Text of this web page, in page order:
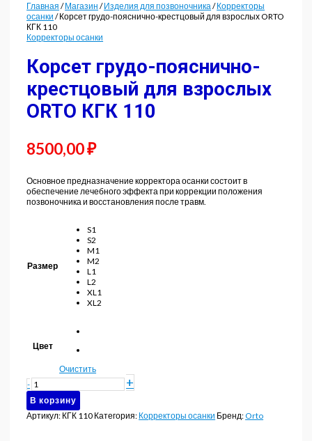
Главная /Магазин /Изделия для позвоночника/Корректоры
осанки / Корсет грудо-пояснично-крестцовый для взрослых ORTO
КГК 110
Корректоры осанки
Корсет грудо-пояснично-
крестцовый для взрослых
ORTO КГК 110
8500,00₽
Основное предназначение корректора осанки состоит в
обеспечение лечебного эффекта при коррекции положения
позвоночника и восстановления после травм.
Размер
S1
S2
M1
M2
L1
L2
XL1
XL2
Цвет
Очистить
-Количество
товара
Корсет
грудо-
пояснично-
+
В корзину
Артикул: КГК 110 Категория: Корректоры осанки Бренд:Orto